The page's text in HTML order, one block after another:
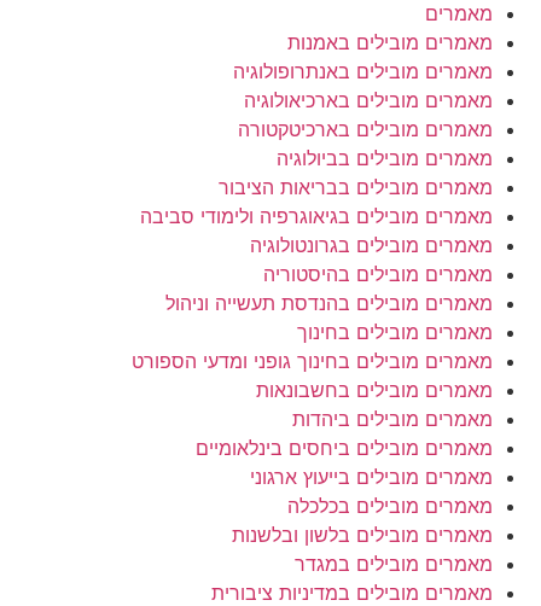
מאמרים
מאמרים מובילים באמנות
מאמרים מובילים באנתרופולוגיה
מאמרים מובילים בארכיאולוגיה
מאמרים מובילים בארכיטקטורה
מאמרים מובילים בביולוגיה
מאמרים מובילים בבריאות הציבור
מאמרים מובילים בגיאוגרפיה ולימודי סביבה
מאמרים מובילים בגרונטולוגיה
מאמרים מובילים בהיסטוריה
מאמרים מובילים בהנדסת תעשייה וניהול
מאמרים מובילים בחינוך
מאמרים מובילים בחינוך גופני ומדעי הספורט
מאמרים מובילים בחשבונאות
מאמרים מובילים ביהדות
מאמרים מובילים ביחסים בינלאומיים
מאמרים מובילים בייעוץ ארגוני
מאמרים מובילים בכלכלה
מאמרים מובילים בלשון ובלשנות
מאמרים מובילים במגדר
מאמרים מובילים במדיניות ציבורית